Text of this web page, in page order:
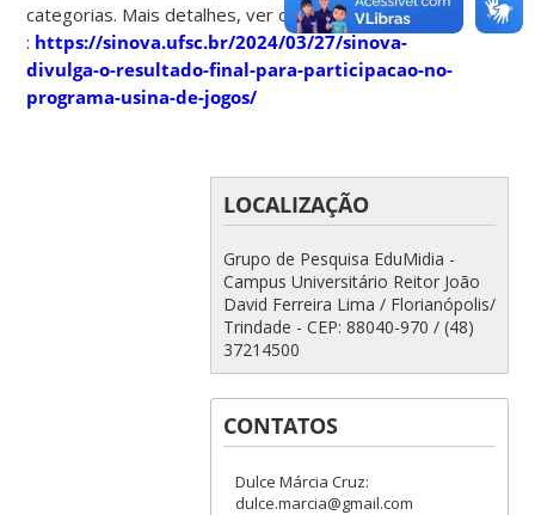
categorias. Mais detalhes, ver o site do SINOVA
: https://sinova.ufsc.br/2024/03/27/sinova-
divulga-o-resultado-final-para-participacao-no-
programa-usina-de-jogos/
LOCALIZAÇÃO
Grupo de Pesquisa EduMidia -
Campus Universitário Reitor João
David Ferreira Lima / Florianópolis/
Trindade - CEP: 88040-970 / (48)
37214500
CONTATOS
Dulce Márcia Cruz:
dulce.marcia@gmail.com